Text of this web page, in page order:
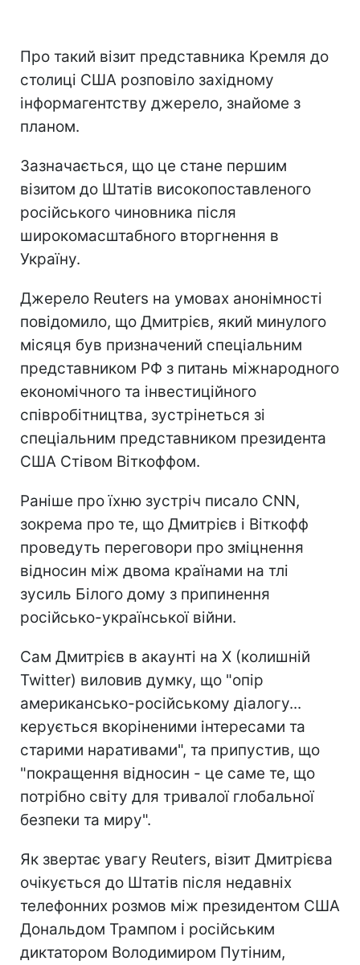
Про такий візит представника Кремля до
столиці США розповіло західному
інформагентству джерело, знайоме з
планом.
Зазначається, що це стане першим
візитом до Штатів високопоставленого
російського чиновника після
широкомасштабного вторгнення в
Україну.
Джерело Reuters на умовах анонімності
повідомило, що Дмитрієв, який минулого
місяця був призначений спеціальним
представником РФ з питань міжнародного
економічного та інвестиційного
співробітництва, зустрінеться зі
спеціальним представником президента
США Стівом Віткоффом.
Раніше про їхню зустріч писало CNN,
зокрема про те, що Дмитрієв і Віткофф
проведуть переговори про зміцнення
відносин між двома країнами на тлі
зусиль Білого дому з припинення
російсько-української війни.
Сам Дмитрієв в акаунті на X (колишній
Twitter) виловив думку, що "опір
американсько-російському діалогу...
керується вкоріненими інтересами та
старими наративами", та припустив, що
"покращення відносин - це саме те, що
потрібно світу для тривалої глобальної
безпеки та миру".
Як звертає увагу Reuters, візит Дмитрієва
очікується до Штатів після недавніх
телефонних розмов між президентом США
Дональдом Трампом і російським
диктатором Володимиром Путіним,